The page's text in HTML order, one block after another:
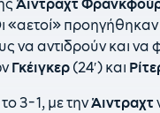
Άιντραχτ
«αετοί» προηγήθηκαν
να αντιδρούν και να
Γκέιγκερ (24′) και
3-1, με τηνΆιντραχτ